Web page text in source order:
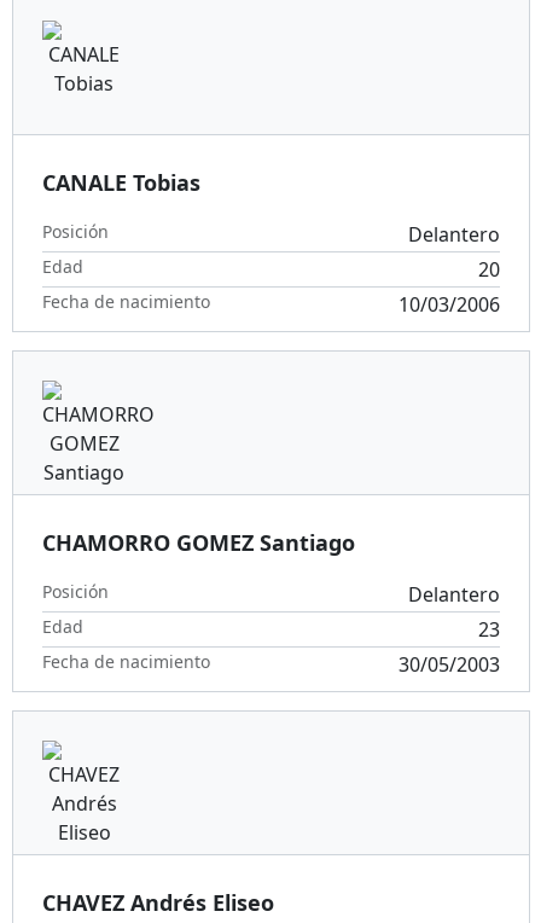
CANALE Tobias
Posición Delantero
Edad 20
Fecha de nacimiento 10/03/2006
CHAMORRO GOMEZ Santiago
Posición Delantero
Edad 23
Fecha de nacimiento 30/05/2003
CHAVEZ Andrés Eliseo